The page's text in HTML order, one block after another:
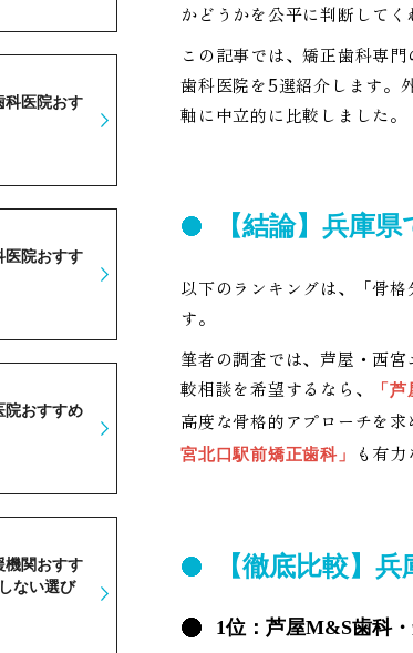
かどうかを公平に判断して
この記事では、矯正歯科専
歯科医院を5選紹介します。
軸に中立的に比較しました。
【結論】兵庫
以下のランキングは、「骨
す。
筆者の調査では、芦屋・西
較相談を希望するなら、
「
高度な骨格的アプローチを求
宮北口駅前矯正歯科」
も有
【徹底比較】
1位：芦屋M&S歯科
科医院おす
医院おすす
院おすすめ
機関おすす
ない選び